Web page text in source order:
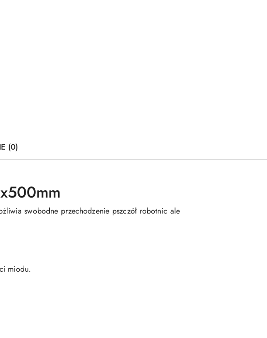
(0)
swobodne przechodzenie pszczół robotnic ale
miodu.